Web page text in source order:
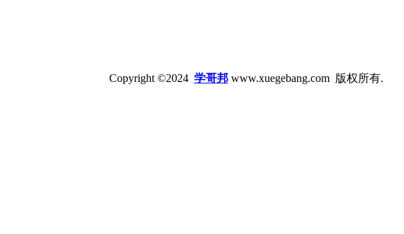
Copyright ©2024 学哥邦www.xuegebang.com 版权所有.